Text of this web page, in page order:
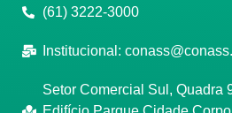
(61) 3222-3000
Institucional:
Setor Comercial Sul, Quadra